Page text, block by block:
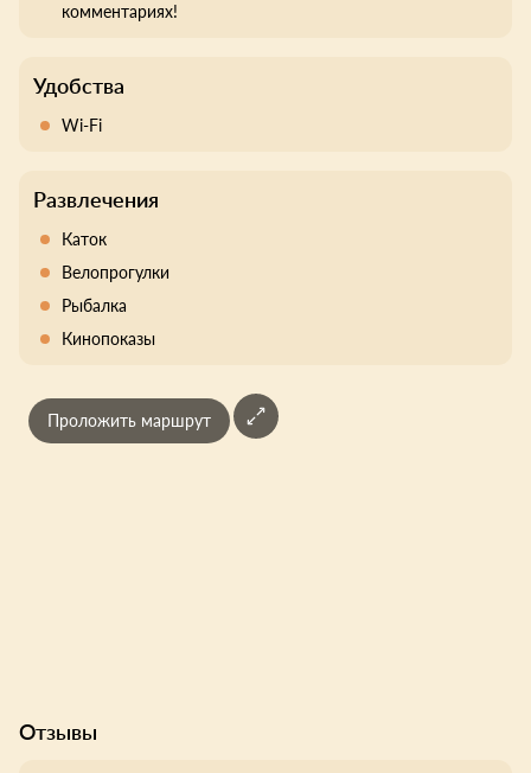
комментариях!
Удобства
Wi-Fi
Развлечения
Каток
Велопрогулки
Рыбалка
Кинопоказы
Проложить маршрут
Отзывы